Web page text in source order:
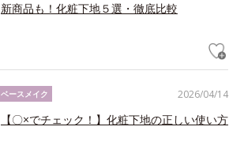
新商品も！化粧下地５選・徹底比較
2026/04/14
ベースメイク
【〇×でチェック！】化粧下地の正しい使い方